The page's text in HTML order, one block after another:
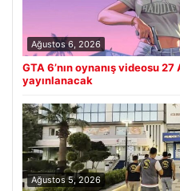
Ağustos 6, 2026
GTA 6’nın oynanış videosu
yayınlanacak
Ağustos 5, 2026